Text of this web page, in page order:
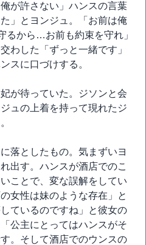
が許さない」ハンスの言葉
」とヨンジュ。「お前は俺
るから…お前も約束を守れ」
わした「ずっと一緒です」
スに口づけする。
が待っていた。ジソンと会
ュの上着を持って現れたジ
落としたもの。気まずいヨ
出す。ハンスが酒店でのこ
ことで、変な誤解をしてい
女性は妹のような存在」と
ているのですね」と彼女の
公主にとってはハンスがそ
。そして酒店でのウンスの